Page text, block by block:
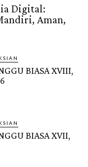
Digital:
Aman,
BIASA XVIII,
BIASA XVII,